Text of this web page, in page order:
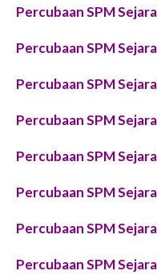
Percubaan SPM
Percubaan SPM
Percubaan SPM
Percubaan SPM
Percubaan SPM
Percubaan SPM
Percubaan SPM
Percubaan SPM